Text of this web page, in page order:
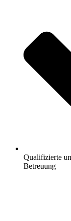
Qualifizierte
Betreuung